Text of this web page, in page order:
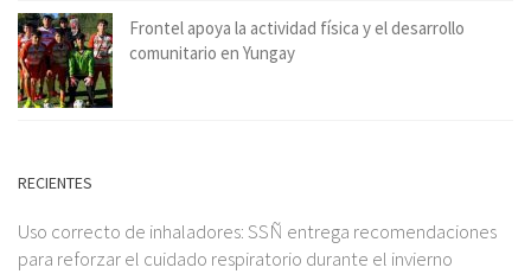
Frontel apoya la actividad física y el desarrollo
comunitario en Yungay
RECIENTES
Uso correcto de inhaladores: SSÑ entrega recomendaciones
para reforzar el cuidado respiratorio durante el invierno